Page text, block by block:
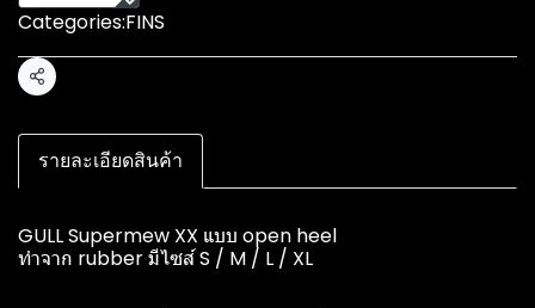
Categories:FINS
Share
รายละเอียดสินค้า
GULL Supermew XX แบบ open heel
ทำจาก rubber มีไซส์ S / M / L / XL